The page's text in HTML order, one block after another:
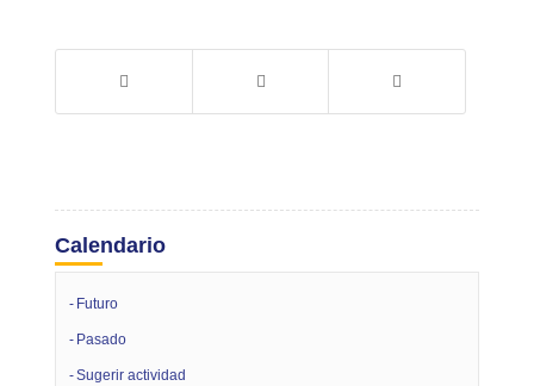
Calendario
Futuro
Pasado
Sugerir actividad